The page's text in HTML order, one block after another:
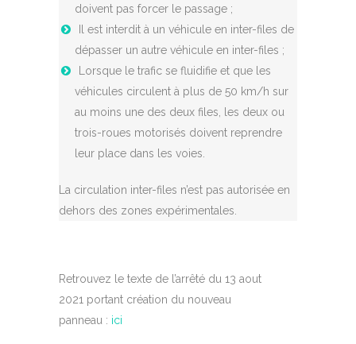
doivent pas forcer le passage ;
Il est interdit à un véhicule en inter-files de
dépasser un autre véhicule en inter-files ;
Lorsque le trafic se fluidifie et que les
véhicules circulent à plus de 50 km/h sur
au moins une des deux files, les deux ou
trois-roues motorisés doivent reprendre
leur place dans les voies.
La circulation inter-files n’est pas autorisée en
dehors des zones expérimentales.
Retrouvez le texte de l’arrêté du 13 aout
2021 portant création du nouveau
panneau : ici